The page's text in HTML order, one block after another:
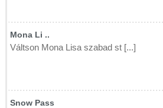
Mona Li ..
Váltson Mona Lisa szabad st [...]
Snow Pass